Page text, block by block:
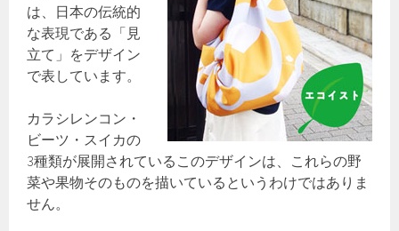
は、日本の伝統的
な表現である「見
立て」をデザイン
で表しています。
カラシレンコン・
ビーツ・スイカの
3種類が展開されているこのデザインは、これらの野
菜や果物そのものを描いているというわけではありま
せん。